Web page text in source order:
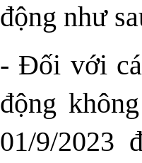
động như
- Đối với
động
01/9/2023